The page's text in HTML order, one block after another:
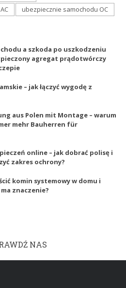
ubezpiecznie samochodu OC
a szkoda po uszkodzeniu
agregat prądotwórczy
– jak łączyć wygodę z
aus Polen mit Montage – warum
mehr Bauherren für
online – jak dobrać polisę i
zakres ochrony?
komin systemowy w domu i
znaczenie?
NAS